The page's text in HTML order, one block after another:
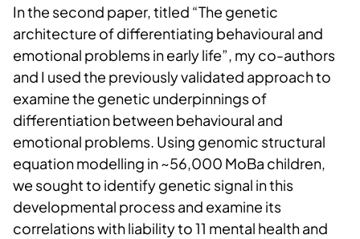
In the second paper, titled “The genetic
architecture of differentiating behavioural and
emotional problems in early life”, my co-authors
and I used the previously validated approach to
examine the genetic underpinnings of
differentiation between behavioural and
emotional problems. Using genomic structural
equation modelling in ~56,000 MoBa children,
we sought to identify genetic signal in this
developmental process and examine its
correlations with liability to 11 mental health and